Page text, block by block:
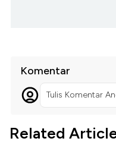
Komentar
Tulis Komentar
Related